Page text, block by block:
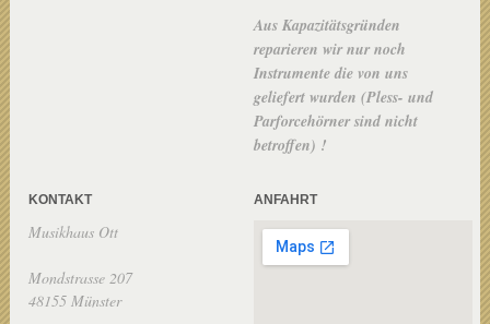
Aus Kapazitätsgründen
reparieren wir nur noch
Instrumente die von uns
geliefert wurden (Pless- und
Parforcehörner sind nicht
betroffen) !
KONTAKT
Musikhaus Ott
Mondstrasse 207
48155 Münster
ANFAHRT